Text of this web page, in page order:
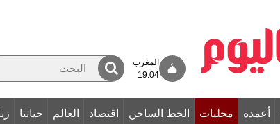
المغرب
19:04
أعمدة محليات الخط الساخن اقتصاد العالم حياتنا